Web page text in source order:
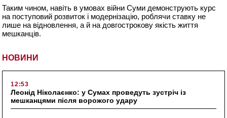
НОВИНИ
12:53
Леонід Ніколаєнко: у Сумах проведуть зустріч із
мешканцями після ворожого удару
Таким чином, навіть в умовах війни Суми демонструють курс
на поступовий розвиток і модернізацію, роблячи ставку не
лише на відновлення, а й на довгострокову якість життя
мешканців.